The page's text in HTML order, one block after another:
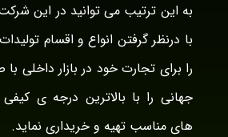
به این ترتیب می توانید در این
با درنظر گرفتن انواع و اقسام
را برای تجارت خود در بازار داخلی با
جهانی را با بالاترین درجه ی
های مناسب تهیه و خریداری نماید.